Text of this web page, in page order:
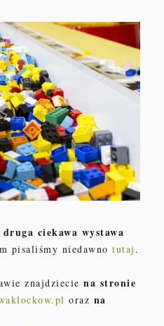
druga ciekawa wystawa
pisaliśmy niedawnotutaj .
znajdzieciena stronie
oraz na